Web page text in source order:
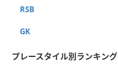
RSB
GK
プレースタイル別ランキング